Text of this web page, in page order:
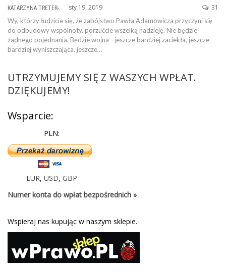
KATARZYNA TRETER-SIERPIŃSKA sty 19, 2019 31
Wy, którzy łudzicie się, że zabójstwo Pawła Adamowicza przyczyni się
do odbudowy wspólnoty, porzućcie wszelką nadzieję. Nie będzie
żadnego pojednania. Będzie wojna - jeszcze bardziej zaciekła, jeszcze
bardziej wyniszczająca, jeszcze…
UTRZYMUJEMY SIĘ Z WASZYCH WPŁAT.
DZIĘKUJEMY!
Wsparcie:
PLN:
EUR, USD, GBP
Numer konta do wpłat bezpośrednich »
Wspieraj nas kupując w naszym sklepie.